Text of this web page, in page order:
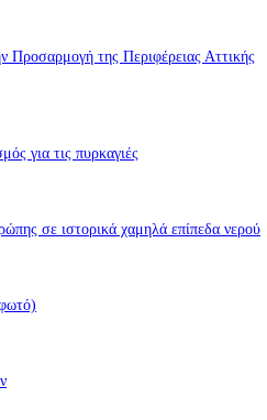
Προσαρμογή της Περιφέρειας Αττικής
για τις πυρκαγιές
σε ιστορικά χαμηλά επίπεδα νερού